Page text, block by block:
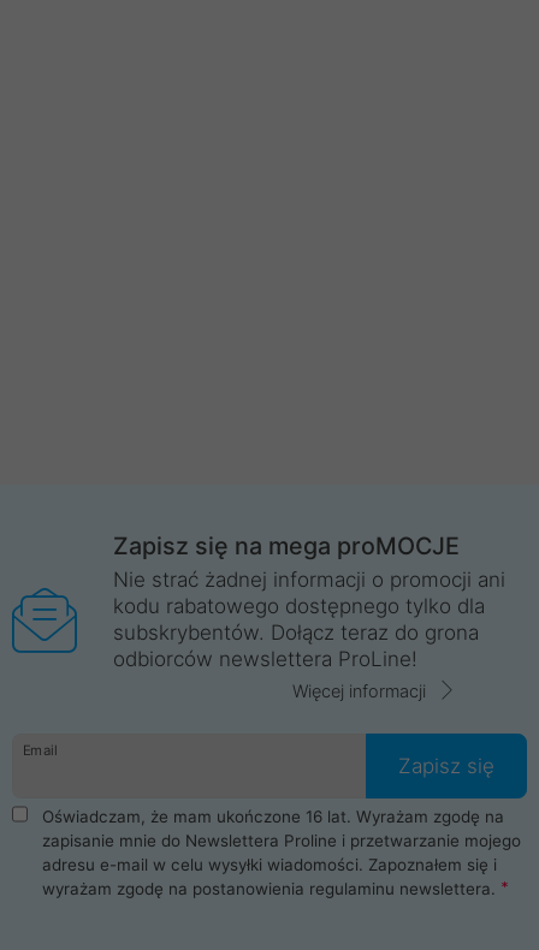
Zapisz się na mega proMOCJE
Nie strać żadnej informacji o promocji ani
kodu rabatowego dostępnego tylko dla
subskrybentów. Dołącz teraz do grona
odbiorców newslettera ProLine!
Więcej informacji
Email
Zapisz się
Oświadczam, że mam ukończone 16 lat. Wyrażam zgodę na
zapisanie mnie do Newslettera Proline i przetwarzanie mojego
adresu e-mail w celu wysyłki wiadomości. Zapoznałem się i
wyrażam zgodę na postanowienia regulaminu newslettera.